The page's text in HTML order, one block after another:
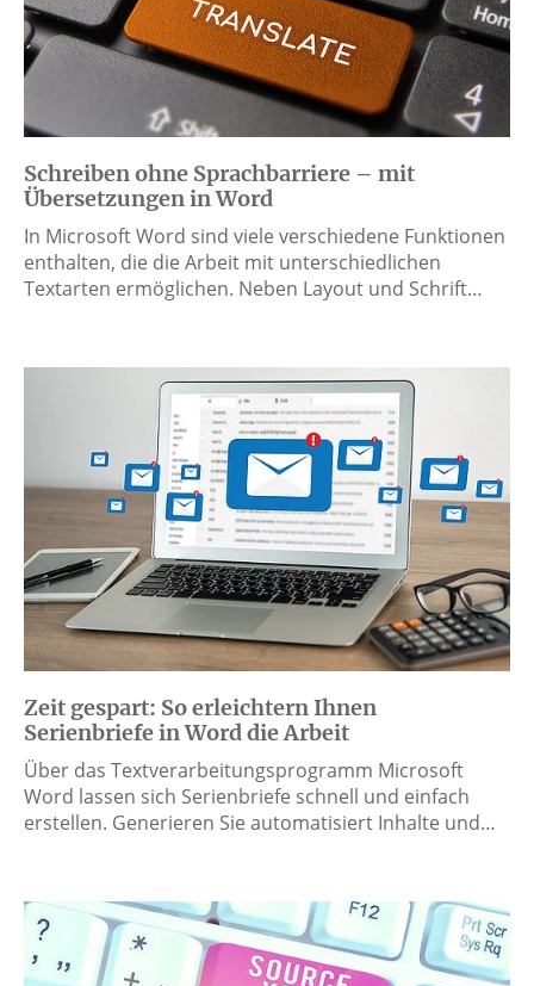
Schreiben ohne Sprachbarriere – mit
Übersetzungen in Word
In Microsoft Word sind viele verschiedene Funktionen
enthalten, die die Arbeit mit unterschiedlichen
Textarten ermöglichen. Neben Layout und Schrift…
Zeit gespart: So erleichtern Ihnen
Serienbriefe in Word die Arbeit
Über das Textverarbeitungsprogramm Microsoft
Word lassen sich Serienbriefe schnell und einfach
erstellen. Generieren Sie automatisiert Inhalte und…